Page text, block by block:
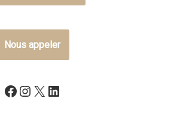
Nous appeler